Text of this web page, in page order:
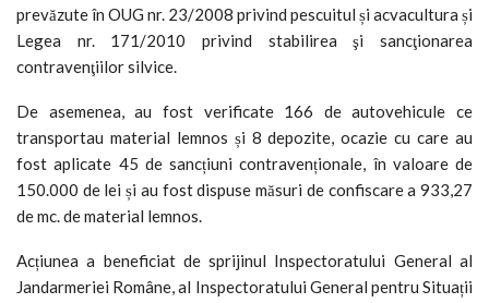
prevăzute în OUG nr. 23/2008 privind pescuitul și acvacultura și
Legea nr. 171/2010 privind stabilirea şi sancţionarea
contravenţiilor silvice.
De asemenea, au fost verificate 166 de autovehicule ce
transportau material lemnos și 8 depozite, ocazie cu care au
fost aplicate 45 de sancțiuni contravenționale, în valoare de
150.000 de lei și au fost dispuse măsuri de confiscare a 933,27
de mc. de material lemnos.
Acțiunea a beneficiat de sprijinul Inspectoratului General al
Jandarmeriei Române, al Inspectoratului General pentru Situații